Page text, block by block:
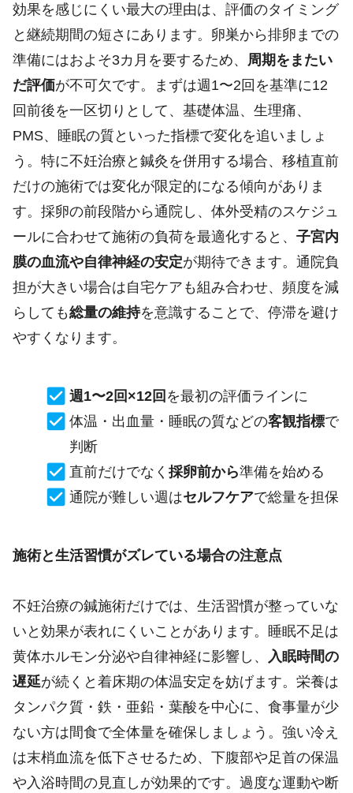
効果を感じにくい最大の理由は、評価のタイミング
と継続期間の短さにあります。卵巣から排卵までの
準備にはおよそ3カ月を要するため、 周期をまたい
だ評価が不可欠です。まずは週1〜2回を基準に12
回前後を一区切りとして、基礎体温、生理痛、
PMS、睡眠の質といった指標で変化を追いましょ
う。特に不妊治療と鍼灸を併用する場合、移植直前
だけの施術では変化が限定的になる傾向がありま
す。採卵の前段階から通院し、体外受精のスケジュ
ールに合わせて施術の負荷を最適化すると、 子宮内
膜の血流や自律神経の安定が期待できます。通院負
担が大きい場合は自宅ケアも組み合わせ、頻度を減
らしても総量の維持を意識することで、停滞を避け
やすくなります。
週1〜2回×12回 を最初の評価ラインに
体温・出血量・睡眠の質などの客観指標で
判断
直前だけでなく 採卵前から準備を始める
通院が難しい週はセルフケアで総量を担保
施術と生活習慣がズレている場合の注意点
不妊治療の鍼施術だけでは、生活習慣が整っていな
いと効果が表れにくいことがあります。睡眠不足は
黄体ホルモン分泌や自律神経に影響し、
入眠時間の
遅延が続くと着床期の体温安定を妨げます。栄養は
タンパク質・鉄・亜鉛・葉酸を中心に、食事量が少
ない方は間食で全体量を確保しましょう。強い冷え
は末梢血流を低下させるため、下腹部や足首の保温
や入浴時間の見直しが効果的です。過度な運動や断